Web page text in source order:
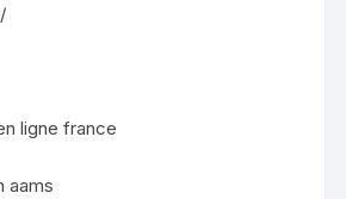
ligne france
aams